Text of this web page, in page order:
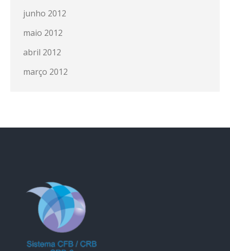
junho 2012
maio 2012
abril 2012
março 2012